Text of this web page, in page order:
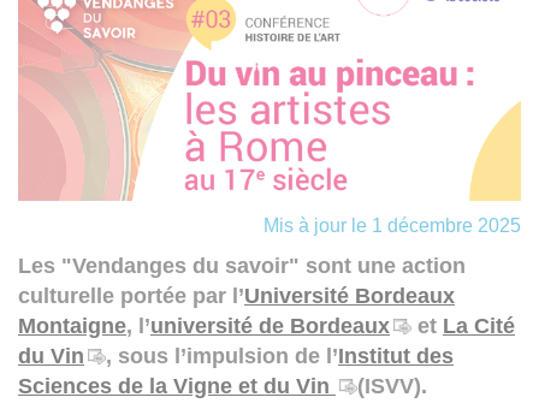
Mis à jour le 1 décembre 2025
Les "Vendanges du savoir" sont une action
culturelle portée par l’Université Bordeaux
Montaigne, l’université de Bordeaux et La Cité
du Vin
, sous l’impulsion de l’Institut des
Sciences de la Vigne et du Vin
(ISVV).